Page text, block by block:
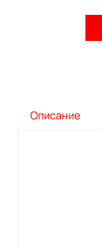
Описание